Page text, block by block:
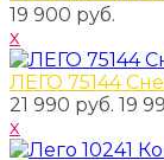
19 900 руб.
x
ЛЕГО 75144
21 990 руб. 19
x